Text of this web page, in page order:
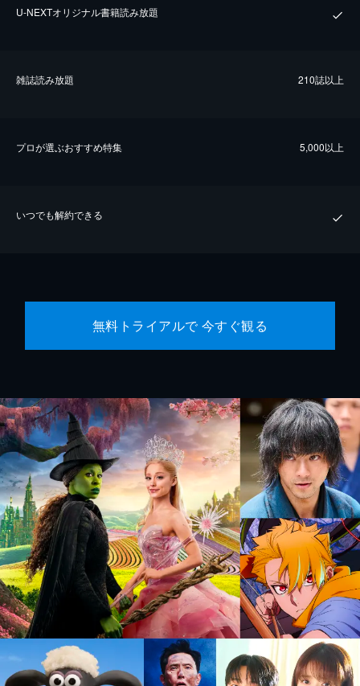
U-NEXTオリジナル書籍読み放題
雑誌読み放題 210誌以上
プロが選ぶおすすめ特集 5,000以上
いつでも解約できる
無料トライアルで 今すぐ観る